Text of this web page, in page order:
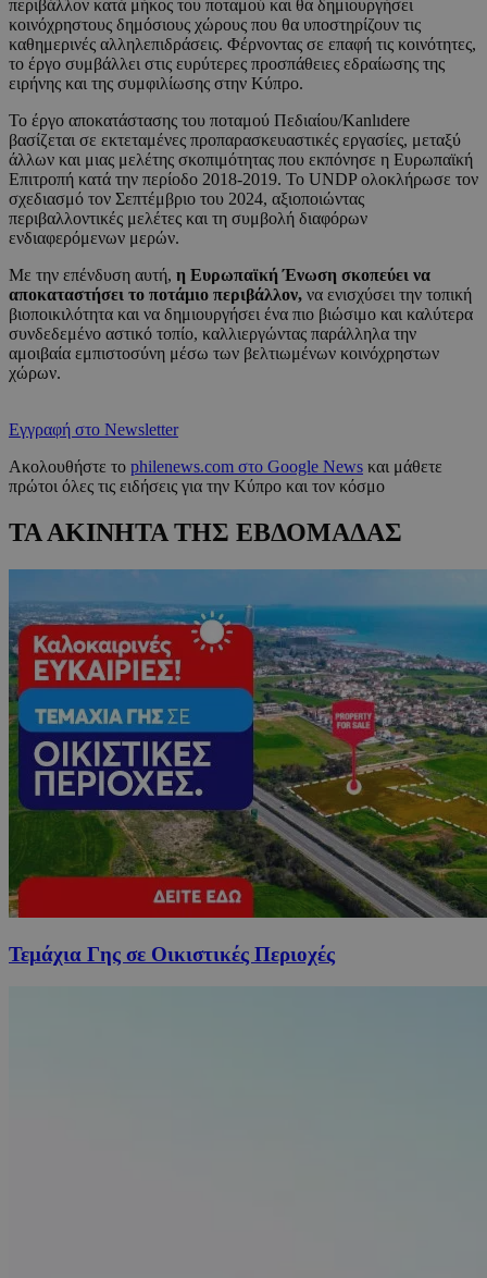
περιβάλλον κατά μήκος του ποταμού και θα δημιουργήσει
κοινόχρηστους δημόσιους χώρους που θα υποστηρίζουν τις
καθημερινές αλληλεπιδράσεις. Φέρνοντας σε επαφή τις κοινότητες,
το έργο συμβάλλει στις ευρύτερες προσπάθειες εδραίωσης της
ειρήνης και της συμφιλίωσης στην Κύπρο.
Το έργο αποκατάστασης του ποταμού Πεδιαίου/Kanlıdere
βασίζεται σε εκτεταμένες προπαρασκευαστικές εργασίες, μεταξύ
άλλων και μιας μελέτης σκοπιμότητας που εκπόνησε η Ευρωπαϊκή
Επιτροπή κατά την περίοδο 2018-2019. Το UNDP ολοκλήρωσε τον
σχεδιασμό τον Σεπτέμβριο του 2024, αξιοποιώντας
περιβαλλοντικές μελέτες και τη συμβολή διαφόρων
ενδιαφερόμενων μερών.
Με την επένδυση αυτή, η Ευρωπαϊκή Ένωση σκοπεύει να
αποκαταστήσει το ποτάμιο περιβάλλον, να ενισχύσει την τοπική
βιοποικιλότητα και να δημιουργήσει ένα πιο βιώσιμο και καλύτερα
συνδεδεμένο αστικό τοπίο, καλλιεργώντας παράλληλα την
αμοιβαία εμπιστοσύνη μέσω των βελτιωμένων κοινόχρηστων
χώρων.
Εγγραφή στο Newsletter
Ακολουθήστε το philenews.com στο Google News και μάθετε
πρώτοι όλες τις ειδήσεις για την Κύπρο και τον κόσμο
ΤΑ ΑΚΙΝΗΤΑ ΤΗΣ ΕΒΔΟΜΑΔΑΣ
Τεμάχια Γης σε Οικιστικές Περιοχές